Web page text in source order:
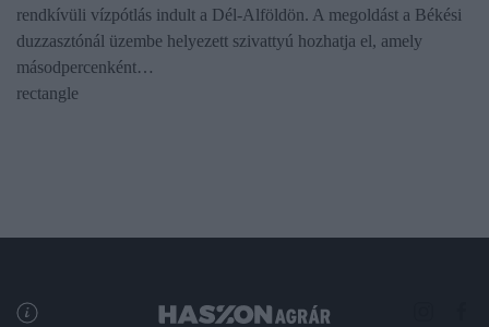
rendkívüli vízpótlás indult a Dél-Alföldön. A megoldást a Békési
duzzasztónál üzembe helyezett szivattyú hozhatja el, amely
másodpercenként…
rectangle